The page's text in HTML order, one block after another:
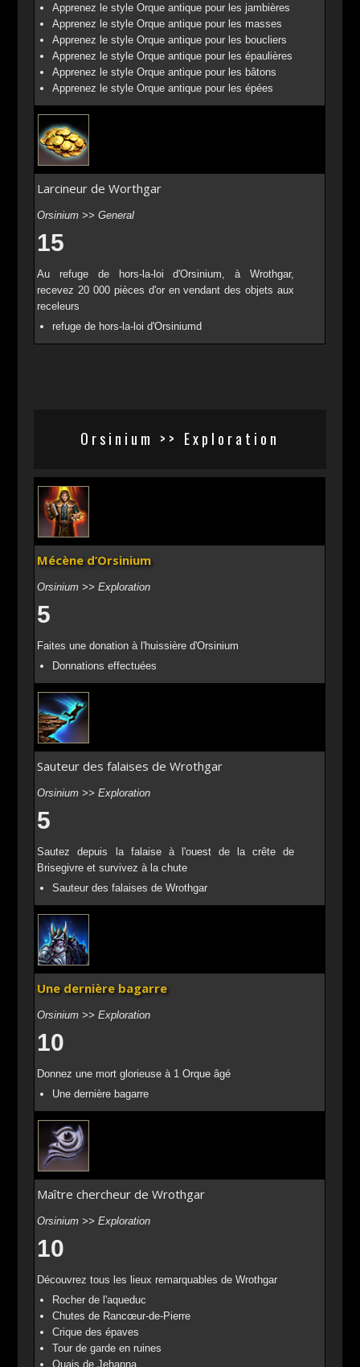
Apprenez le style Orque antique pour les jambières
Apprenez le style Orque antique pour les masses
Apprenez le style Orque antique pour les boucliers
Apprenez le style Orque antique pour les épaulières
Apprenez le style Orque antique pour les bâtons
Apprenez le style Orque antique pour les épées
Larcineur de Worthgar
Orsinium >> General
15
Au refuge de hors-la-loi d'Orsinium, à Wrothgar,
recevez 20 000 pièces d'or en vendant des objets aux
receleurs
refuge de hors-la-loi d'Orsiniumd
Orsinium >> Exploration
Mécène d’Orsinium
Orsinium >> Exploration
5
Faites une donation à l'huissière d'Orsinium
Donnations effectuées
Sauteur des falaises de Wrothgar
Orsinium >> Exploration
5
Sautez depuis la falaise à l'ouest de la crête de
Brisegivre et survivez à la chute
Sauteur des falaises de Wrothgar
Une dernière bagarre
Orsinium >> Exploration
10
Donnez une mort glorieuse à 1 Orque âgé
Une dernière bagarre
Maître chercheur de Wrothgar
Orsinium >> Exploration
10
Découvrez tous les lieux remarquables de Wrothgar
Rocher de l'aqueduc
Chutes de Rancœur-de-Pierre
Crique des épaves
Tour de garde en ruines
Quais de Jehanna